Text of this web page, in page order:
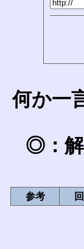
何か一
◎：
参考